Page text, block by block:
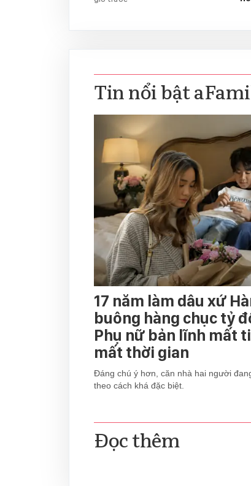
Tin nổi bật
17 năm làm dâu xứ
buông hàng chục tỷ
Phụ nữ bản lĩnh mất
mất thời gian
Đáng chú ý hơn, căn nhà hai người
theo cách khá đặc biệt.
Đọc thêm